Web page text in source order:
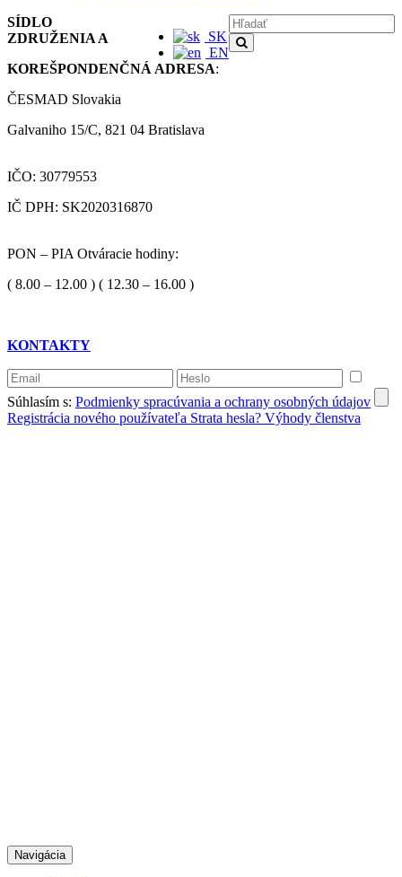
SK
EN
SÍDLO
ZDRUŽENIA A
KOREŠPONDENČNÁ ADRESA:
ČESMAD Slovakia
Galvaniho 15/C, 821 04 Bratislava
IČO: 30779553
IČ DPH: SK2020316870
PON – PIA Otváracie hodiny:
( 8.00 – 12.00 ) ( 12.30 – 16.00 )
KONTAKTY
Súhlasím s: Podmienky spracúvania a ochrany osobných údajov
Registrácia nového používateľa Strata hesla? Výhody členstva
Navigácia